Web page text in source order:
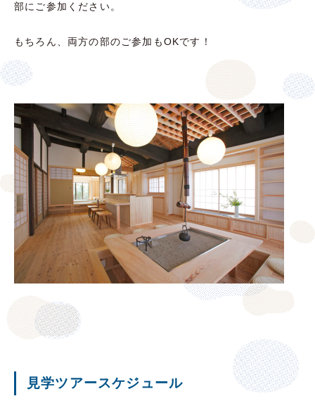
部にご参加ください。
もちろん、両方の部のご参加もOKです！
見学ツアースケジュール